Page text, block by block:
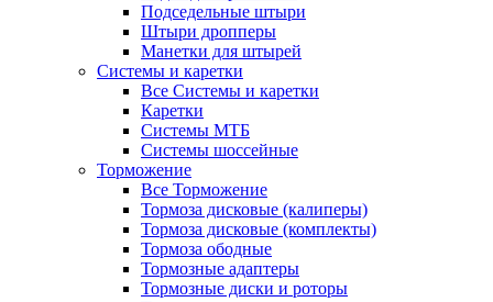
Подседельные штыри
Штыри дропперы
Манетки для штырей
Системы и каретки
Все Системы и каретки
Каретки
Системы МТБ
Системы шоссейные
Торможение
Все Торможение
Тормоза дисковые (калиперы)
Тормоза дисковые (комплекты)
Тормоза ободные
Тормозные адаптеры
Тормозные диски и роторы